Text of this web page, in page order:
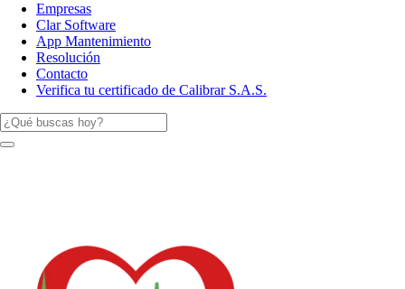
Empresas
Clar Software
App Mantenimiento
Resolución
Contacto
Verifica tu certificado de Calibrar S.A.S.